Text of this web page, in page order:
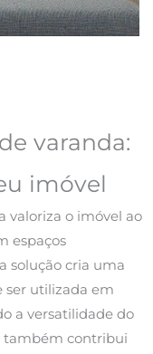
varanda:
imóvel
valoriza o imóvel ao
espaços
solução cria uma
ser utilizada em
a versatilidade do
também contribui